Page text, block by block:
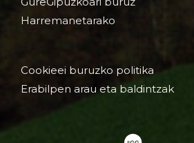
Harremanetarako
Cookieei buruzko politika
Erabilpen arau eta baldintzak